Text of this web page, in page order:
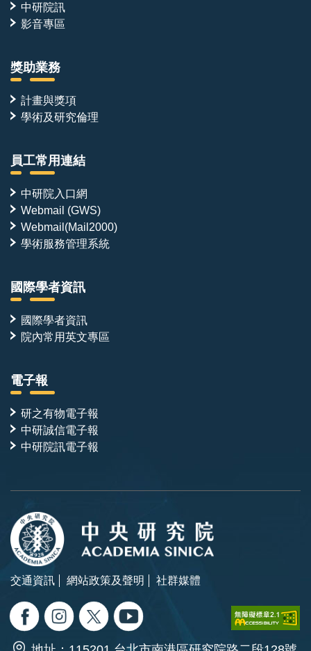
中研院訊
影音專區
獎助業務
計畫與獎項
學術及研究倫理
員工常用連結
中研院入口網
Webmail (GWS)
Webmail(Mail2000)
學術服務管理系統
國際學者資訊
國際學者資訊
院內常用英文專區
電子報
研之有物電子報
中研誠信電子報
中研院訊電子報
交通資訊 網站政策及聲明 社群媒體